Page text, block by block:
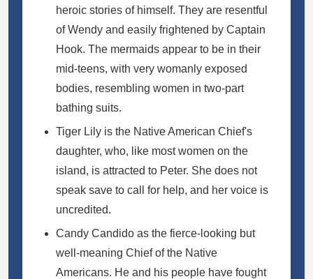
heroic stories of himself. They are resentful
of Wendy and easily frightened by Captain
Hook. The mermaids appear to be in their
mid-teens, with very womanly exposed
bodies, resembling women in two-part
bathing suits.
Tiger Lily is the Native American Chief's
daughter, who, like most women on the
island, is attracted to Peter. She does not
speak save to call for help, and her voice is
uncredited.
Candy Candido as the fierce-looking but
well-meaning Chief of the Native
Americans. He and his people have fought